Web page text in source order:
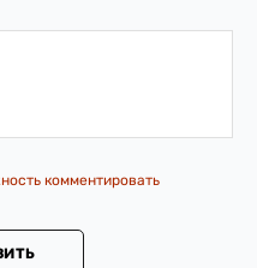
комментировать